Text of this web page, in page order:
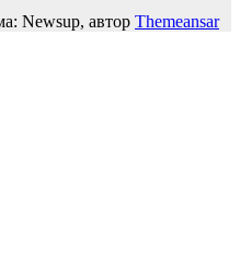
Newsup, автор Themeansar